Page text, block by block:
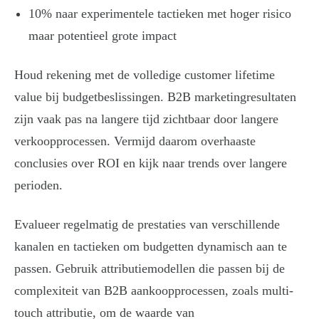
10% naar experimentele tactieken met hoger risico
maar potentieel grote impact
Houd rekening met de volledige customer lifetime
value bij budgetbeslissingen. B2B marketingresultaten
zijn vaak pas na langere tijd zichtbaar door langere
verkoopprocessen. Vermijd daarom overhaaste
conclusies over ROI en kijk naar trends over langere
perioden.
Evalueer regelmatig de prestaties van verschillende
kanalen en tactieken om budgetten dynamisch aan te
passen. Gebruik attributiemodellen die passen bij de
complexiteit van B2B aankoopprocessen, zoals multi-
touch attributie, om de waarde van